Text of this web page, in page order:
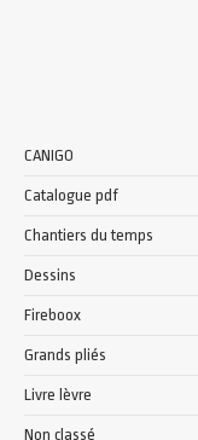
CANIGO
Catalogue pdf
Chantiers du temps
Dessins
Fireboox
Grands pliés
Livre lèvre
Non classé